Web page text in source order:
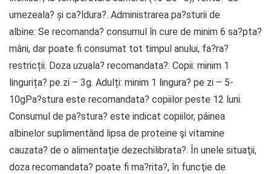
umezeala? și ca?ldura?. Administrarea pa?sturii de
albine: Se recomanda? consumul în cure de minim 6 sa?pta?
mâni, dar poate fi consumat tot timpul anului, fa?ra?
restricții. Doza uzuala? recomandata?: Copii: minim 1
lingurița? pe zi – 3g. Adulți: minim 1 lingura? pe zi – 5-
10gPa?stura este recomandata? copiilor peste 12 luni.
Consumul de pa?stura? este indicat copiilor, pâinea
albinelor suplimentând lipsa de proteine şi vitamine
cauzata? de o alimentaţie dezechilibrata?. În unele situaţii,
doza recomandata? poate fi ma?rita?, în funcţie de